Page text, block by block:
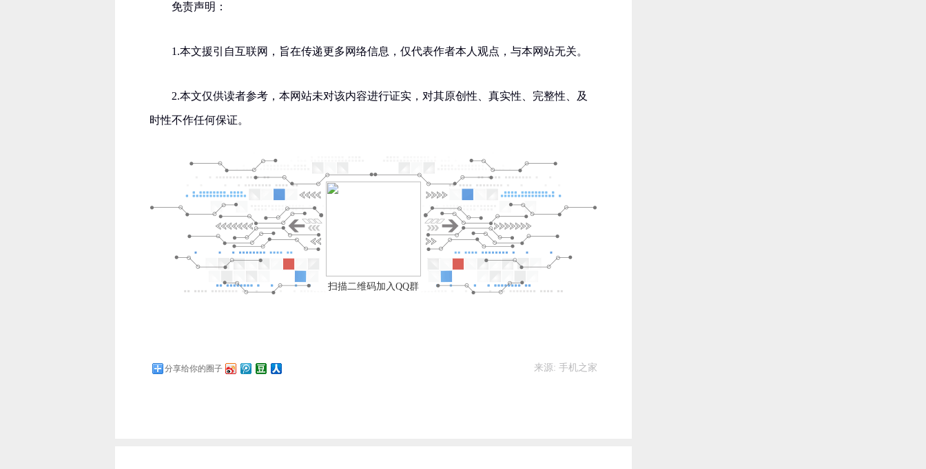
免责声明：
1.本文援引自互联网，旨在传递更多网络信息，仅代表作者本人观点，与本网站无关。
2.本文仅供读者参考，本网站未对该内容进行证实，对其原创性、真实性、完整性、及
时性不作任何保证。
扫描二维码加入QQ群
分享给你的圈子 来源: 手机之家